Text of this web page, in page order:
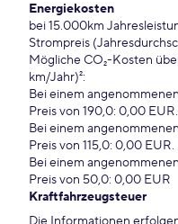
Energiekosten
bei 15.000km
Strompreis
Mögliche CO₂-Kosten
km/Jahr)²:
Bei einem
Preis von 190,0: 0,00 EUR.
Bei einem
Preis von 115,0: 0,00 EUR.
Bei einem
Preis von 50,0: 0,00 EUR
Kraftfahrzeugsteuer